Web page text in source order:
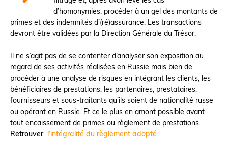
d’homonymies, procéder à un gel des montants de
primes et des indemnités d’(ré)assurance. Les transactions
devront être validées par la Direction Générale du Trésor.
Il ne s’agit pas de se contenter d’analyser son exposition au
regard de ses activités réalisées en Russie mais bien de
procéder à une analyse de risques en intégrant les clients, les
bénéficiaires de prestations, les partenaires, prestataires,
fournisseurs et sous-traitants qu’ils soient de nationalité russe
ou opérant en Russie. Et ce le plus en amont possible avant
tout encaissement de primes ou règlement de prestations.
Retrouver l’intégralité du règlement adopté